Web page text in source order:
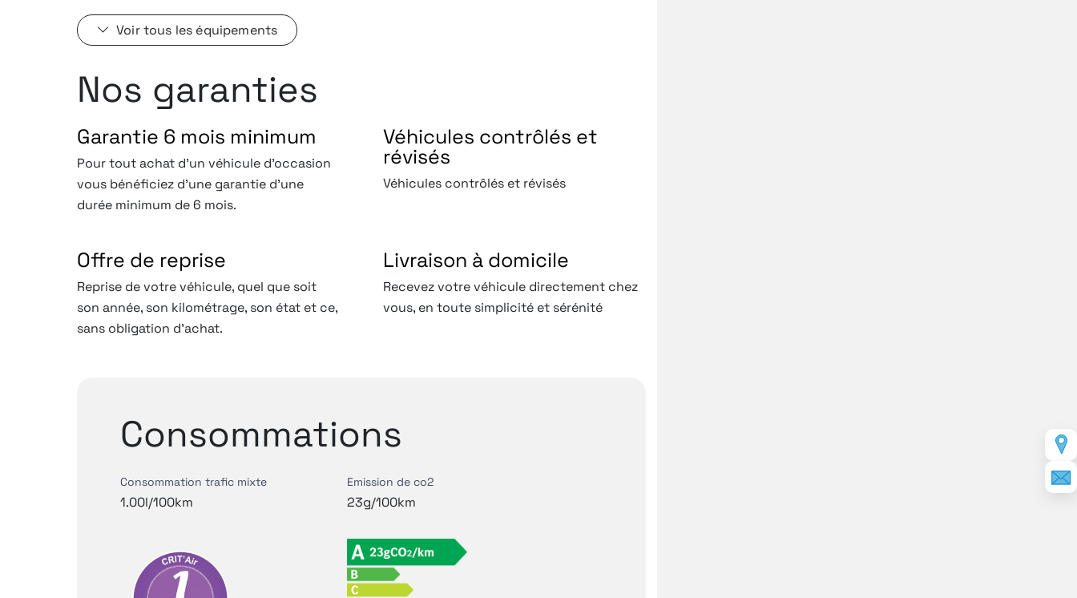
Voir tous les équipements
Nos garanties
Garantie 6 mois minimum
Pour tout achat d'un véhicule d'occasion
vous bénéficiez d'une garantie d'une
durée minimum de 6 mois.
Véhicules contrôlés et
révisés
Véhicules contrôlés et révisés
Offre de reprise
Reprise de votre véhicule, quel que soit
son année, son kilométrage, son état et ce,
sans obligation d’achat.
Livraison à domicile
Recevez votre véhicule directement chez
vous, en toute simplicité et sérénité
Consommations
Consommation trafic mixte
1.00l/100km
Emission de co2
23g/100km